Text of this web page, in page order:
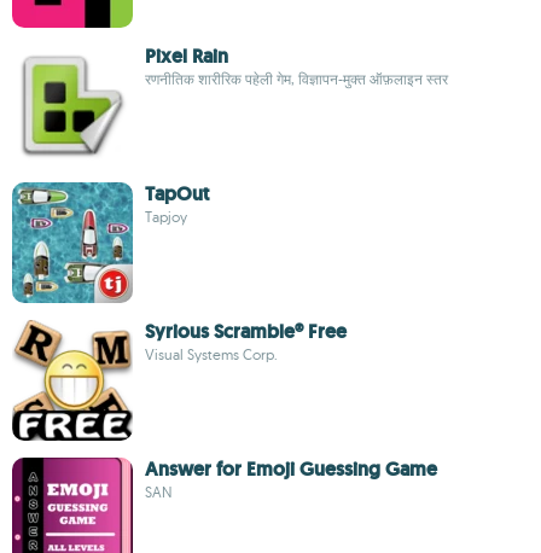
Pixel Rain
रणनीतिक शारीरिक पहेली गेम, विज्ञापन-मुक्त ऑफ़लाइन स्तर
TapOut
Tapjoy
Syrious Scramble® Free
Visual Systems Corp.
Answer for Emoji Guessing Game
SAN